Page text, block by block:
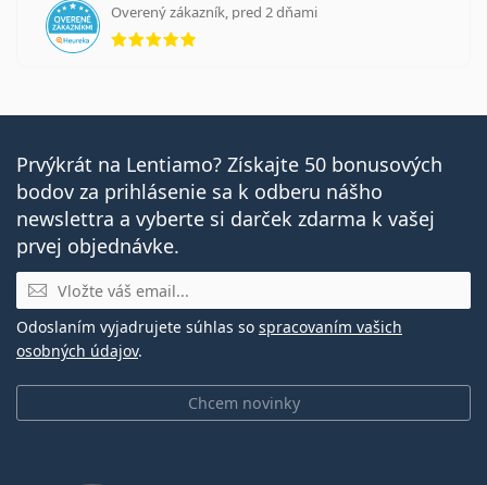
Overený zákazník, pred 2 dňami
hodnotenie 5 z 5
Prvýkrát na Lentiamo? Získajte 50 bonusových
bodov za prihlásenie sa k odberu nášho
newslettra a vyberte si darček zdarma k vašej
prvej objednávke.
E-mail
Chcem novinky
Odoslaním vyjadrujete súhlas so spracovaním vašich
osobných údajov.